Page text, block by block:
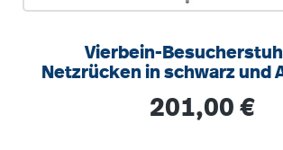
Vierbein-
Netzrücken in schwarz und
Regulärer Preis:
201,00 €